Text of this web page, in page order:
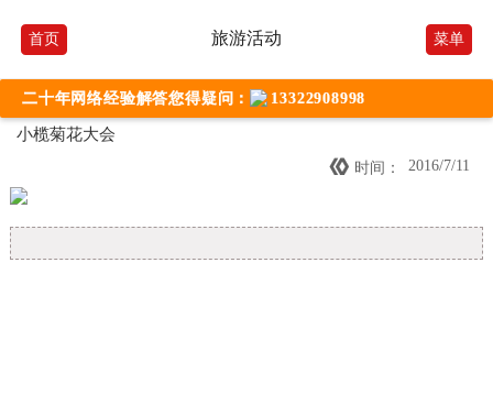
首页 旅游活动 菜单
二十年网络经验解答您得疑问： 13322908998
小榄菊花大会
 时间： 2016/7/11